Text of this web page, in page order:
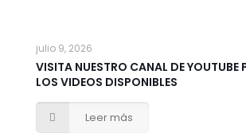
julio 9, 2026
VISITA NUESTRO CANAL DE YOUTUBE
LOS VIDEOS DISPONIBLES
Leer más